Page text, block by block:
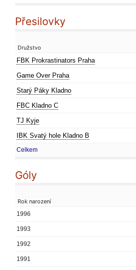
Přesilovky
Družstvo
FBK Prokrastinators Praha
Game Over Praha
Starý Páky Kladno
FBC Kladno C
TJ Kyje
IBK Svatý hole Kladno B
Celkem
Góly
Rok narození
1996
1993
1992
1991